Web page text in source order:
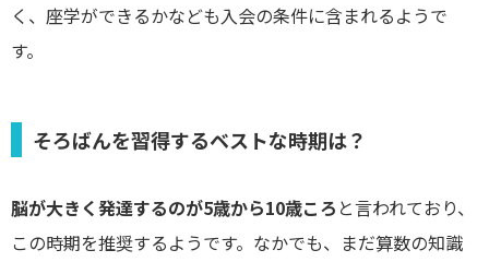
く、座学ができるかなども入会の条件に含まれるようで
す。
そろばんを習得するベストな時期は？
脳が大きく発達するのが5歳から10歳ころ と言われており、
この時期を推奨するようです。なかでも、まだ算数の知識